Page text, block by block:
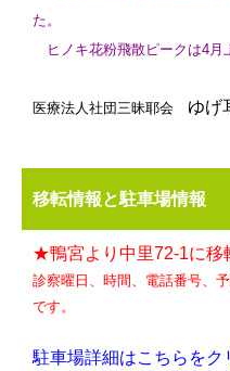
た。
ヒノキ花粉飛散ピークは4月
医療法人社団三昧耶会 ゆげ
移転情報と駐車場情報
★鴨宮より中里72-1に
診察曜日、時間、電話番号、
です。
駐車場詳細はこちらをク